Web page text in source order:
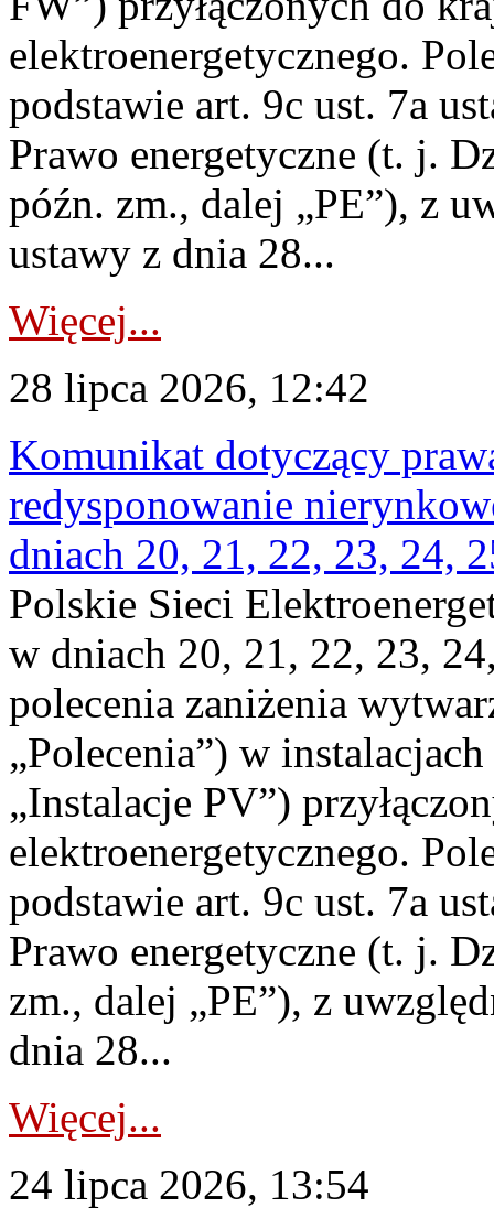
elektroenergetycznego.
podstawie art. 9c ust. 7a
Prawo energetyczne (t. j.
późn. zm., dalej „PE”), z
ustawy z dnia 28...
Więcej...
28 lipca 2026, 12:42
Komunikat dotyczący
redysponowanie
dniach 20, 21, 22, 23, 24,
Polskie Sieci
w dniach 20, 21, 22, 23,
polecenia zaniżenia
„Polecenia”) w
„Instalacje PV”)
elektroenergetycznego.
podstawie art. 9c ust. 7a
Prawo energetyczne (t. j.
zm., dalej „PE”), z
dnia 28...
Więcej...
24 lipca 2026, 13:54